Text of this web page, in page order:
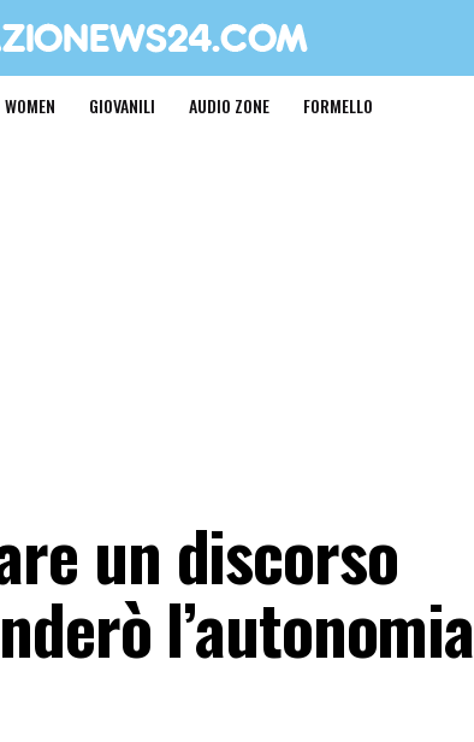
WOMEN GIOVANILI AUDIO ZONE FORMELLO
un discorso
l’autonomia